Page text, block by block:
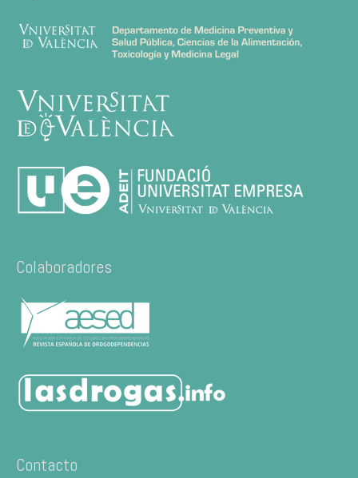
Colaboradores
Contacto